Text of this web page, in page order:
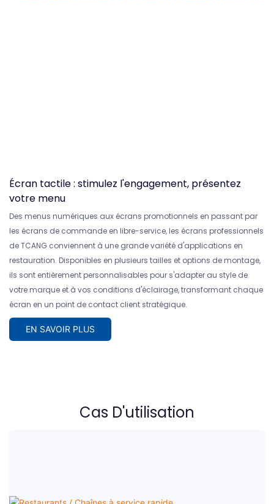
Écran tactile : stimulez l'engagement, présentez
votre menu
Des menus numériques aux écrans promotionnels en passant par
les écrans de commande en libre-service, les écrans professionnels
de TCANG conviennent à une grande variété d'applications en
restauration. Disponibles en plusieurs tailles et options de montage,
ils sont entièrement personnalisables pour s'adapter au style de
votre marque et à vos conditions d'éclairage, transformant chaque
écran en un point de contact client stratégique.
EN SAVOIR PLUS
Cas D'utilisation